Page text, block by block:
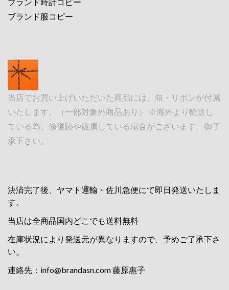
ブランド服コピー
当店でお買い上げいただいた商品には、箱・リボンが付属
いたします。（一部対象外商品あり） ※海外より輸送し
ている為、修復跡や破損している場合がございます。御了
承下さい。
決済完了後、ヤマト運輸・佐川急便にて即日発送いたしま
す。
当店は全商品国内どこでも送料無料
在庫状況により発送元が異なりますので、予めご了承下さ
い。
連絡先： info@brandasn.com藤原惠子